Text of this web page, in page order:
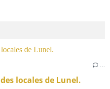
locales de Lunel.